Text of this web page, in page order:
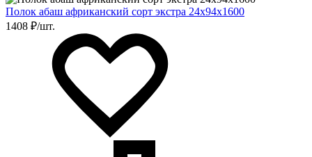
Полок абаш африканский сорт экстра 24х94х1600
1408 ₽/шт.